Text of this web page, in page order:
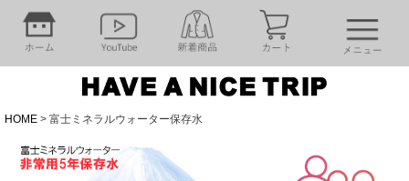
HOME 富士ミネラルウォーター保存水